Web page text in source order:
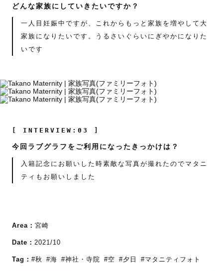
どんな家族にしていきたいですか？
一人目妊娠中ですが、これからもっと家族を増やして大
家族になりたいです。うるさいぐらいにぎやかになりた
いです
[ INTERVIEW:03 ]
今回ラブグラフをご利用になったきっかけは？
入籍記念にお願いした時素敵な写真が撮れたのでマタニ
ティもお願いしました
Area： 宮崎
Date： 2021/10
Tag： #秋 #海 #神社・寺院 #空 #夕日 #マタニティフォト